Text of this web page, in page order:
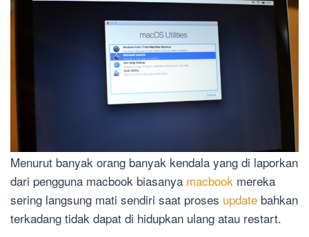
Menurut banyak orang banyak kendala yang di laporkan
dari pengguna macbook biasanya macbook mereka
sering langsung mati sendiri saat proses update bahkan
terkadang tidak dapat di hidupkan ulang atau restart.